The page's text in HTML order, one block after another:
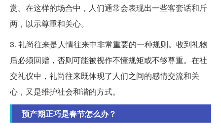
赏。在这样的场合中，人们通常会表现出一些客套话和斤
两，以示尊重和关心。
3. 礼尚往来是人情往来中非常重要的一种规则。收到礼物
后必须回赠，否则可能被视作不懂规矩或不够尊重。在社
交礼仪中，礼尚往来既体现了人们之间的感情交流和关
心，又是维护社会和谐的方式。
预产期正巧是春节怎么办？